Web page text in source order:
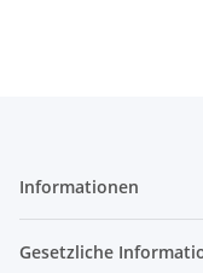
Informationen
Gesetzliche